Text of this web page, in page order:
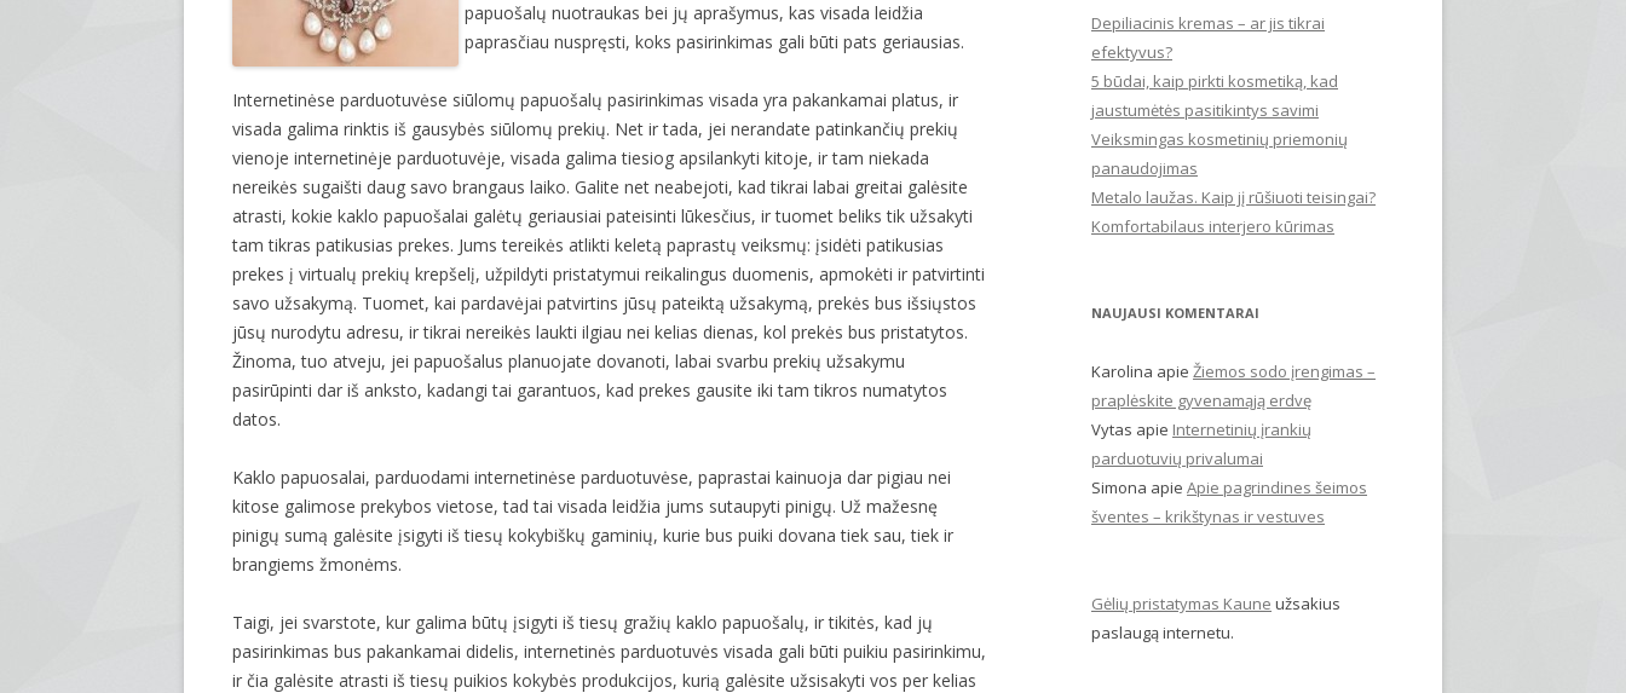
papuošalų nuotraukas bei jų aprašymus, kas visada leidžia
paprasčiau nuspręsti, koks pasirinkimas gali būti pats geriausias.
Internetinėse parduotuvėse siūlomų papuošalų pasirinkimas visada yra pakankamai platus, ir
visada galima rinktis iš gausybės siūlomų prekių. Net ir tada, jei nerandate patinkančių prekių
vienoje internetinėje parduotuvėje, visada galima tiesiog apsilankyti kitoje, ir tam niekada
nereikės sugaišti daug savo brangaus laiko. Galite net neabejoti, kad tikrai labai greitai galėsite
atrasti, kokie kaklo papuošalai galėtų geriausiai pateisinti lūkesčius, ir tuomet beliks tik užsakyti
tam tikras patikusias prekes. Jums tereikės atlikti keletą paprastų veiksmų: įsidėti patikusias
prekes į virtualų prekių krepšelį, užpildyti pristatymui reikalingus duomenis, apmokėti ir patvirtinti
savo užsakymą. Tuomet, kai pardavėjai patvirtins jūsų pateiktą užsakymą, prekės bus išsiųstos
jūsų nurodytu adresu, ir tikrai nereikės laukti ilgiau nei kelias dienas, kol prekės bus pristatytos.
Žinoma, tuo atveju, jei papuošalus planuojate dovanoti, labai svarbu prekių užsakymu
pasirūpinti dar iš anksto, kadangi tai garantuos, kad prekes gausite iki tam tikros numatytos
datos.
Kaklo papuosalai, parduodami internetinėse parduotuvėse, paprastai kainuoja dar pigiau nei
kitose galimose prekybos vietose, tad tai visada leidžia jums sutaupyti pinigų. Už mažesnę
pinigų sumą galėsite įsigyti iš tiesų kokybiškų gaminių, kurie bus puiki dovana tiek sau, tiek ir
brangiems žmonėms.
Taigi, jei svarstote, kur galima būtų įsigyti iš tiesų gražių kaklo papuošalų, ir tikitės, kad jų
pasirinkimas bus pakankamai didelis, internetinės parduotuvės visada gali būti puikiu pasirinkimu,
ir čia galėsite atrasti iš tiesų puikios kokybės produkcijos, kurią galėsite užsisakyti vos per kelias
Depiliacinis kremas – ar jis tikrai
efektyvus?
5 būdai, kaip pirkti kosmetiką, kad
jaustumėtės pasitikintys savimi
Veiksmingas kosmetinių priemonių
panaudojimas
Metalo laužas. Kaip jį rūšiuoti teisingai?
Komfortabilaus interjero kūrimas
NAUJAUSI KOMENTARAI
Karolina apie Žiemos sodo įrengimas –
praplėskite gyvenamąją erdvę
Vytas apie Internetinių įrankių
parduotuvių privalumai
Simona apie Apie pagrindines šeimos
šventes – krikštynas ir vestuves
Gėlių pristatymas Kaune užsakius
paslaugą internetu.